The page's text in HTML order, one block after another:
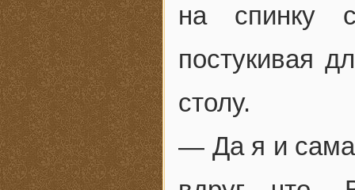
на спинку
постукивая
столу.
— Да я и сама